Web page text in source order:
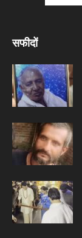
सफीदों